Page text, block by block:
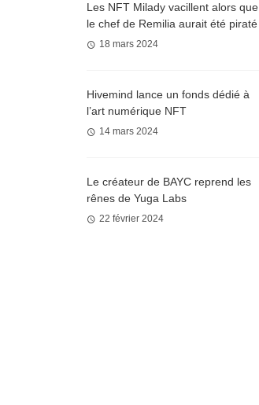
Les NFT Milady vacillent alors que
le chef de Remilia aurait été piraté
18 mars 2024
Hivemind lance un fonds dédié à
l’art numérique NFT
14 mars 2024
Le créateur de BAYC reprend les
rênes de Yuga Labs
22 février 2024